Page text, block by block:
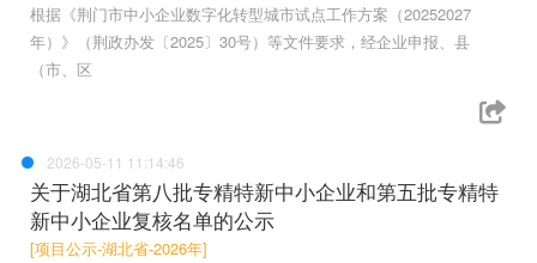
根据《荆门市中小企业数字化转型城市试点工作方案（20252027
年）》（荆政办发〔2025〕30号）等文件要求，经企业申报、县
（市、区
2026-05-11 11:14:46
关于湖北省第八批专精特新中小企业和第五批专精特
新中小企业复核名单的公示
[项目公示-湖北省-2026年]